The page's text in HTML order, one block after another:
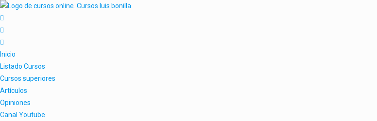
Inicio
Listado Cursos
Cursos superiores
Artículos
Opiniones
Canal Youtube